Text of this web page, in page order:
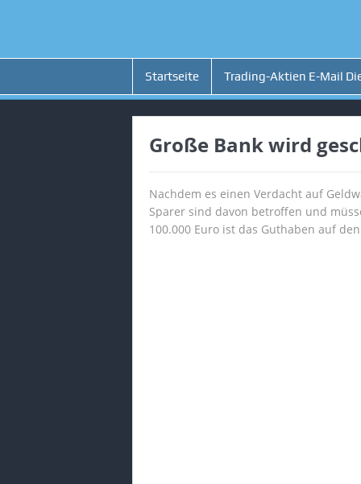
Startseite Trading-Aktien E-Mail
Große Bank wird
Nachdem es einen Verdacht auf
Sparer sind davon betroffen und
100.000 Euro ist das Guthaben auf